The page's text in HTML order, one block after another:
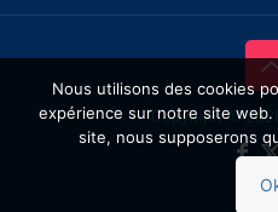
Copyright ©
Nous utilisons des cookies
expérience sur notre site
site, nous supposerons